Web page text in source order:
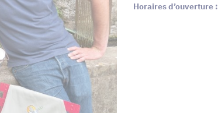
Horaires d’ouverture :